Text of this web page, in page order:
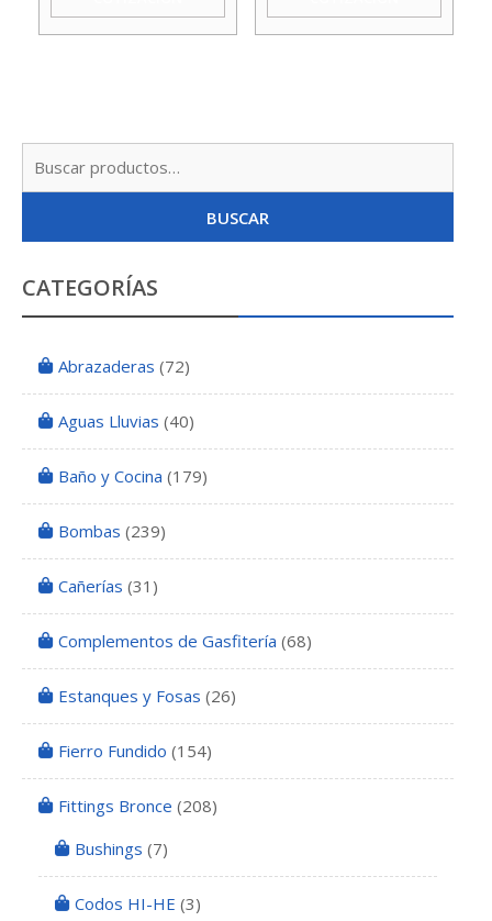
cantidad
BUSCAR
CATEGORÍAS
Abrazaderas (72)
Aguas Lluvias (40)
Baño y Cocina (179)
Bombas (239)
Cañerías (31)
Complementos de Gasfitería (68)
Estanques y Fosas (26)
Fierro Fundido (154)
Fittings Bronce (208)
Bushings (7)
Codos HI-HE (3)